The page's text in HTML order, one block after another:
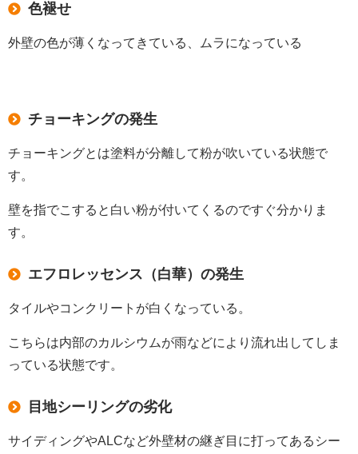
色褪せ
外壁の色が薄くなってきている、ムラになっている
チョーキングの発生
チョーキングとは塗料が分離して粉が吹いている状態で
す。
壁を指でこすると白い粉が付いてくるのですぐ分かりま
す。
エフロレッセンス（白華）の発生
タイルやコンクリートが白くなっている。
こちらは内部のカルシウムが雨などにより流れ出してしま
っている状態です。
目地シーリングの劣化
サイディングやALCなど外壁材の継ぎ目に打ってあるシー